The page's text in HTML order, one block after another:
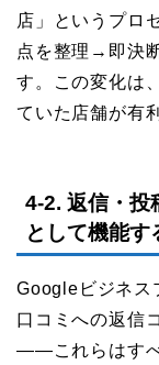
店」というプロ
点を整理→即決
す。この変化は
ていた店舗が有
4-2. 返信・投
として機能す
Googleビジネス
口コミへの返信
——これらはすべ